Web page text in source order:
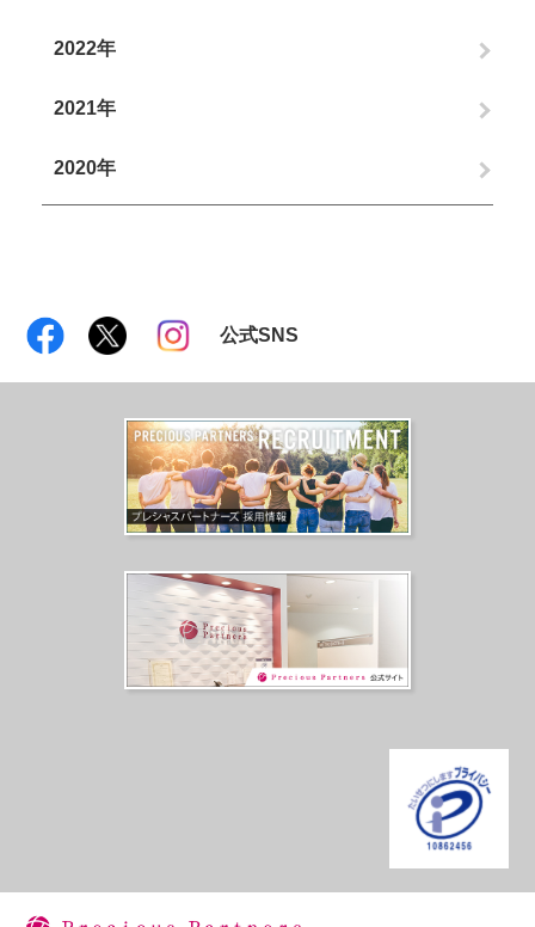
2022年
2021年
2020年
公式SNS